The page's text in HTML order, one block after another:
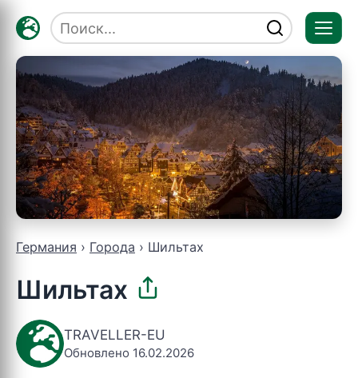
Германия Города Шильтах
Шильтах
TRAVELLER-EU
Обновлено 16.02.2026